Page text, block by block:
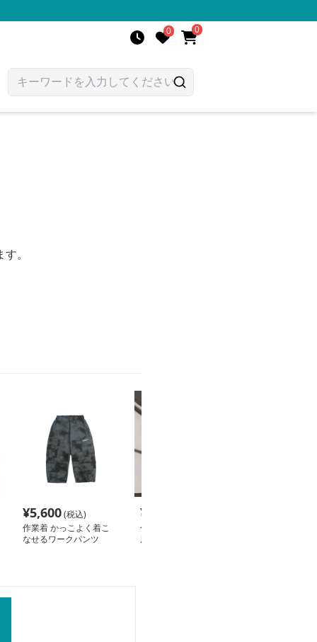
0 0
。
¥5,600(税込)
作業着 かっこよく着こ
なせるワークパンツ
¥
作業着 レディース作業
用スナップボタン付きワ